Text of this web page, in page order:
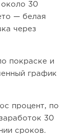
30
— белая
через
покраске и
график
процент, по
30
сроков.